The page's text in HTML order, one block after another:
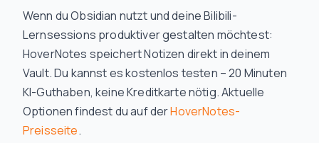
Wenn du Obsidian nutzt und deine Bilibili-
Lernsessions produktiver gestalten möchtest:
HoverNotes speichert Notizen direkt in deinem
Vault. Du kannst es kostenlos testen – 20 Minuten
KI-Guthaben, keine Kreditkarte nötig. Aktuelle
Optionen findest du auf derHoverNotes-
Preisseite.